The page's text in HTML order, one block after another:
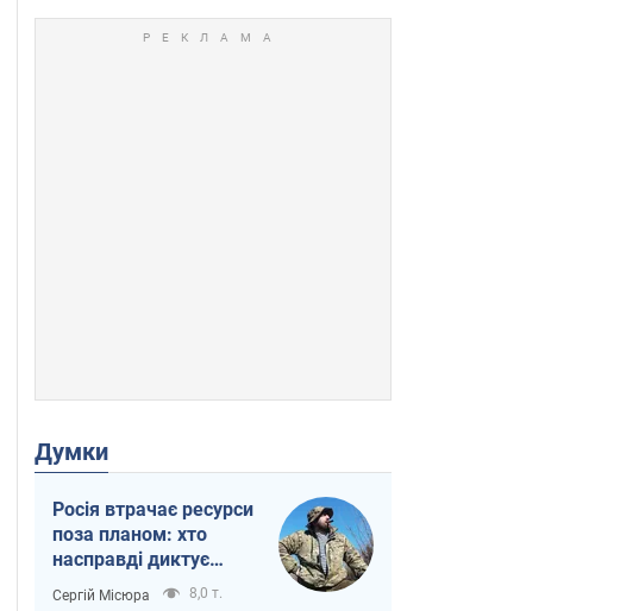
Думки
Росія втрачає ресурси
поза планом: хто
насправді диктує
темп війни
Сергій Місюра 8,0 т.